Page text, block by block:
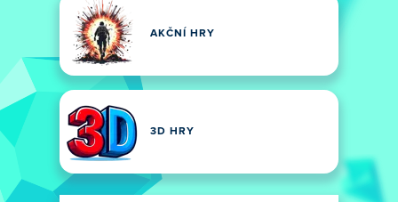
AKČNÍ HRY
3D HRY